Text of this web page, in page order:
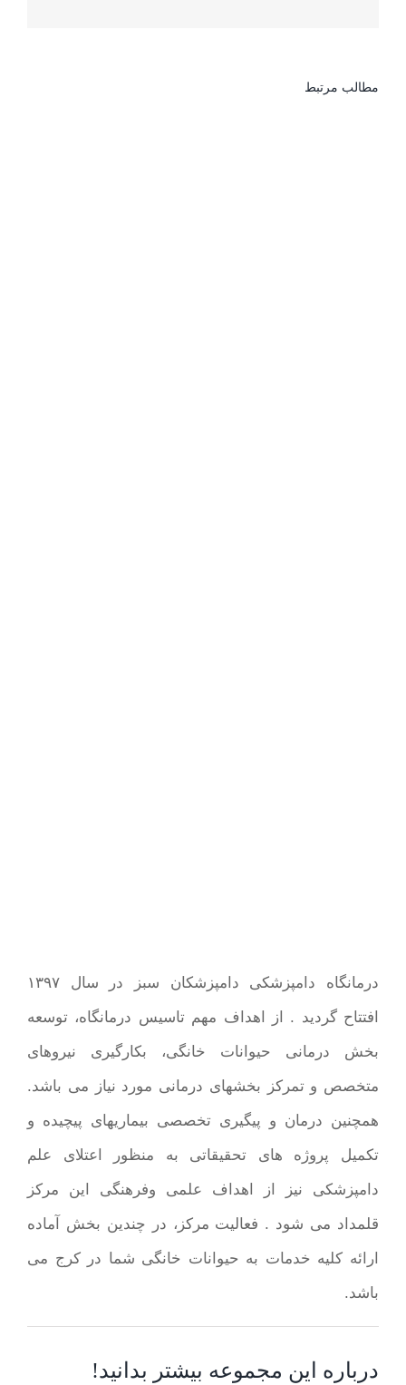
مطالب مرتبط
درمانگاه دامپزشکی دامپزشکان سبز در سال ۱۳۹۷
افتتاح گردید . از اهداف مهم تاسیس درمانگاه، توسعه
بخش درمانی حیوانات خانگی، بکارگیری نیروهای
متخصص و تمرکز بخشهای درمانی مورد نیاز می باشد.
همچنین درمان و پیگیری تخصصی بیماریهای پیچیده و
تکمیل پروژه های تحقیقاتی به منظور اعتلای علم
دامپزشکی نیز از اهداف علمی وفرهنگی این مرکز
قلمداد می شود . فعالیت مرکز، در چندین بخش آماده
ارائه کلیه خدمات به حیوانات خانگی شما در کرج می
باشد.
درباره این مجموعه بیشتر بدانید!